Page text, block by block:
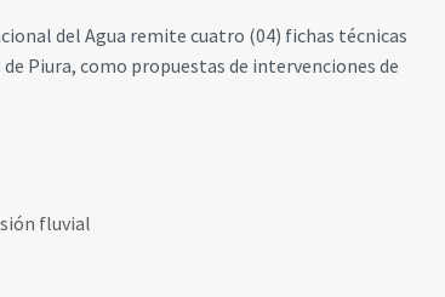
del Agua remite cuatro (04) fichas técnicas
Piura, como propuestas de intervenciones de
fluvial